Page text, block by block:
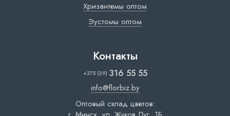
Хризантемы оптом
Эустомы оптом
Контакты
+375 (29) 316 55 55
info@florbiz.by
Оптовый склад цветов: